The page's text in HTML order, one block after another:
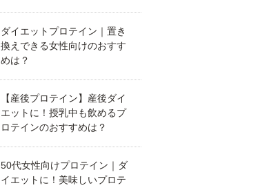
ダイエットプロテイン｜置き
換えできる女性向けのおすす
めは？
【産後プロテイン】産後ダイ
エットに！授乳中も飲めるプ
ロテインのおすすめは？
50代女性向けプロテイン｜ダ
イエットに！美味しいプロテ